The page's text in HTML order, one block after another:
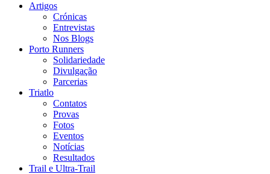
Artigos
Crónicas
Entrevistas
Nos Blogs
Porto Runners
Solidariedade
Divulgação
Parcerias
Triatlo
Contatos
Provas
Fotos
Eventos
Notícias
Resultados
Trail e Ultra-Trail